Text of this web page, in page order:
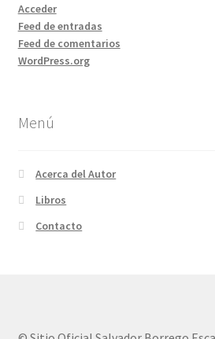
Acceder
Feed de entradas
Feed de comentarios
WordPress.org
Menú
Acerca del Autor
Libros
Contacto